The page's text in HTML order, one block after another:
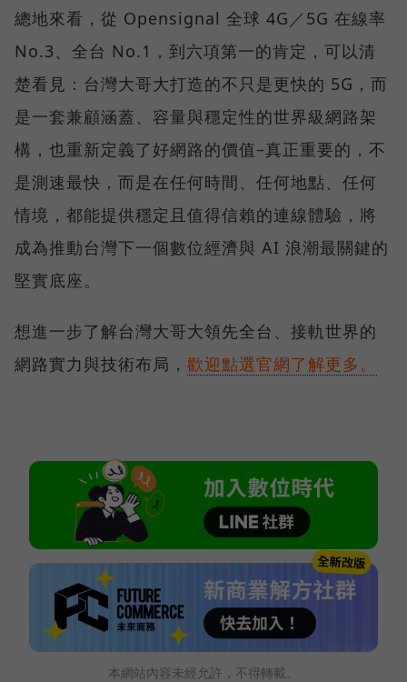
總地來看，從 Opensignal 全球 4G／5G 在線率
No.3、全台 No.1，到六項第一的肯定，可以清
楚看見：台灣大哥大打造的不只是更快的 5G，而
是一套兼顧涵蓋、容量與穩定性的世界級網路架
構，也重新定義了好網路的價值–真正重要的，不
是測速最快，而是在任何時間、任何地點、任何
情境，都能提供穩定且值得信賴的連線體驗，將
成為推動台灣下一個數位經濟與 AI 浪潮最關鍵的
堅實底座。
想進一步了解台灣大哥大領先全台、接軌世界的
網路實力與技術布局， 歡迎點選官網了解更多。
本網站內容未經允許，不得轉載。